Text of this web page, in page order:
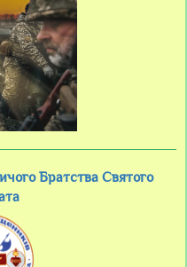
Братства Святого